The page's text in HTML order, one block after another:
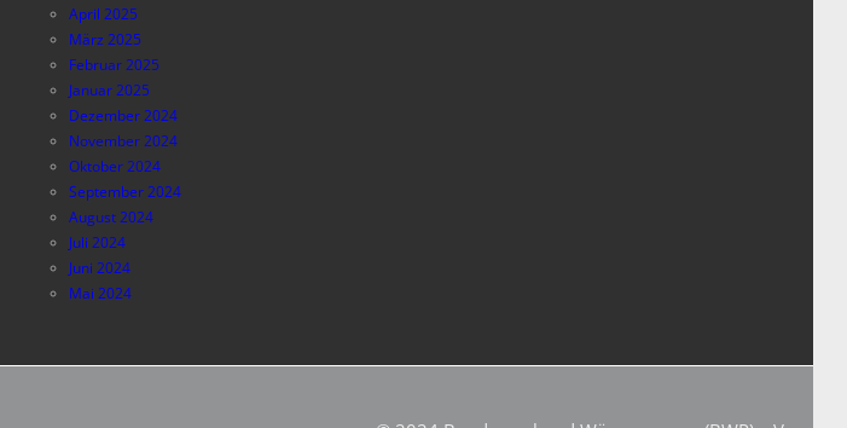
April 2025
März 2025
Februar 2025
Januar 2025
Dezember 2024
November 2024
Oktober 2024
September 2024
August 2024
Juli 2024
Juni 2024
Mai 2024